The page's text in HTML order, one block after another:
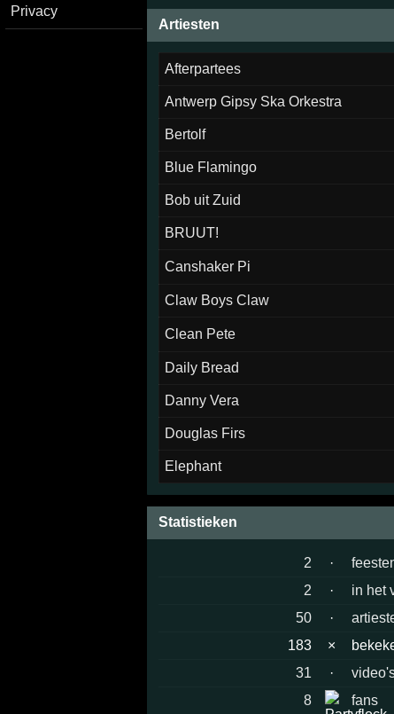
Privacy
Artiesten
Afterpartees
Antwerp Gipsy Ska Orkestra
Bertolf
Blue Flamingo
Bob uit Zuid
BRUUT!
Canshaker Pi
Claw Boys Claw
Clean Pete
Daily Bread
Danny Vera
Douglas Firs
Elephant
Statistieken
2 ·
2
·
in het
50
·
183
×
31
·
8
fans